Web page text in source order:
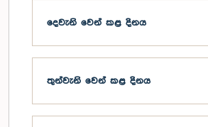
18
20
21
කාර්යාලය
පාර්ලිමේන්තුවේ ආණ්ඩු
සංවිධායකතුමාගේ
පාර්ලිමේන්තුවේ
මැතිවරණ
පරිපාලන කටයුතු පිළිබඳ
දෙවැනි වෙන් කළ දිනය
තුන්වැනි වෙන් කළ දිනය